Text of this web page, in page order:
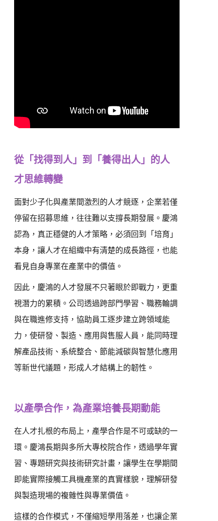
從「找得到人」到「養得出人」的人
才思維轉變
面對少子化與產業間激烈的人才競逐，企業若僅
停留在招募思維，往往難以支撐長期發展。慶鴻
認為，真正穩健的人才策略，必須回到「培育」
本身，讓人才在組織中有清楚的成長路徑，也能
看見自身專業在產業中的價值。
因此，慶鴻的人才發展不只著眼於即戰力，更重
視潛力的累積。公司透過跨部門學習、職務輪調
與在職進修支持，協助員工逐步建立跨領域能
力，使研發 、製造 、應用與售服人員，能同時理
解產品技術、 系統整合、節能減碳與智慧化應用
等新世代議題，形成人才結構上的韌性。
以產學合作，為產業培養長期動能
在人才扎根的布局上，產學合作是不可或缺的一
環。慶鴻長期與多所大專校院合作，透過學年實
習、專題研究與技術研究計畫，讓學生在學期間
即能實際接觸工具機產業的真實樣貌，理解研發
與製造現場的複雜性與專業價值。
這樣的合作模式，不僅縮短學用落差，也讓企業